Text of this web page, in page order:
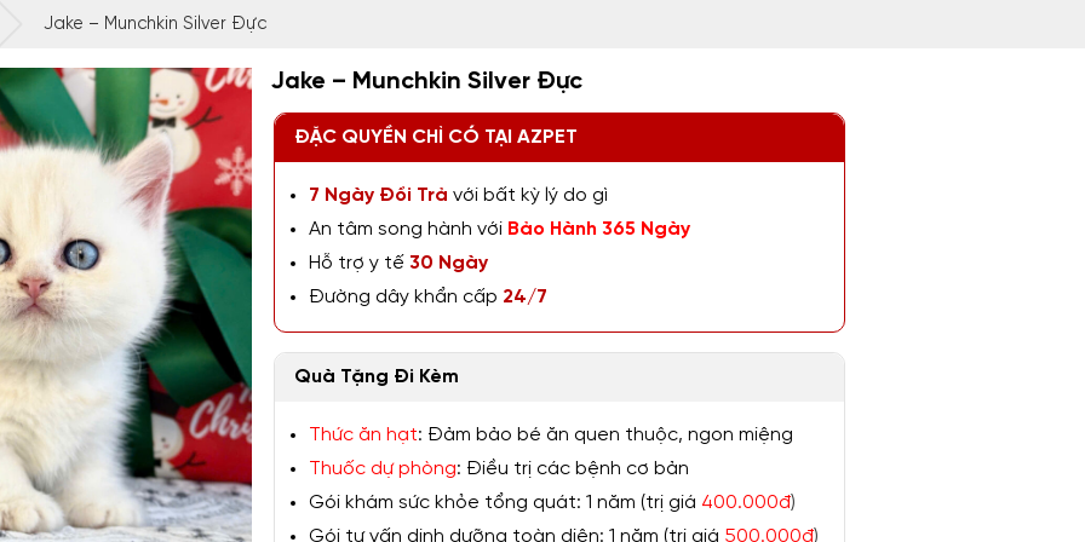
Jake – Munchkin Silver Đực
Jake – Munchkin Silver Đực
ĐẶC QUYỀN CHỈ CÓ TẠI AZPET
7 Ngày Đổi Trả với bất kỳ lý do gì
An tâm song hành với Bảo Hành 365 Ngày
Hỗ trợ y tế 30 Ngày
Đường dây khẩn cấp 24/7
Quà Tặng Đi Kèm
Thức ăn hạt: Đảm bảo bé ăn quen thuộc, ngon miệng
Thuốc dự phòng: Điều trị các bệnh cơ bản
Gói khám sức khỏe tổng quát: 1 năm (trị giá 400.000đ)
Gói tư vấn dinh dưỡng toàn diện: 1 năm (trị giá 500.000đ)